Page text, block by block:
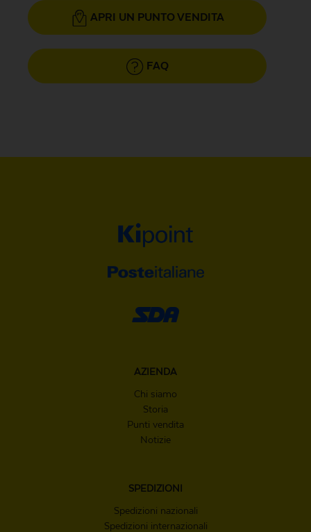
APRI UN PUNTO VENDITA
FAQ
AZIENDA
Chi siamo
Storia
Punti vendita
Notizie
SPEDIZIONI
Spedizioni nazionali
Spedizioni internazionali